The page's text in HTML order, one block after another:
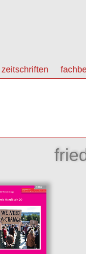
zeitschriften